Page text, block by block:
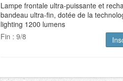
Lampe frontale ultra-puissante et
bandeau ultra-fin, dotée de la
lighting 1200 lumens
Fin : 9/8